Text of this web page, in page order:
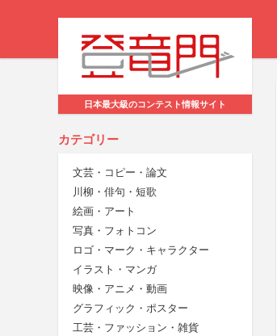
日本最大級のコンテスト情報サイト
カテゴリー
文芸・コピー・論文
川柳・俳句・短歌
絵画・アート
写真・フォトコン
ロゴ・マーク・キャラクター
イラスト・マンガ
映像・アニメ・動画
グラフィック・ポスター
工芸・ファッション・雑貨